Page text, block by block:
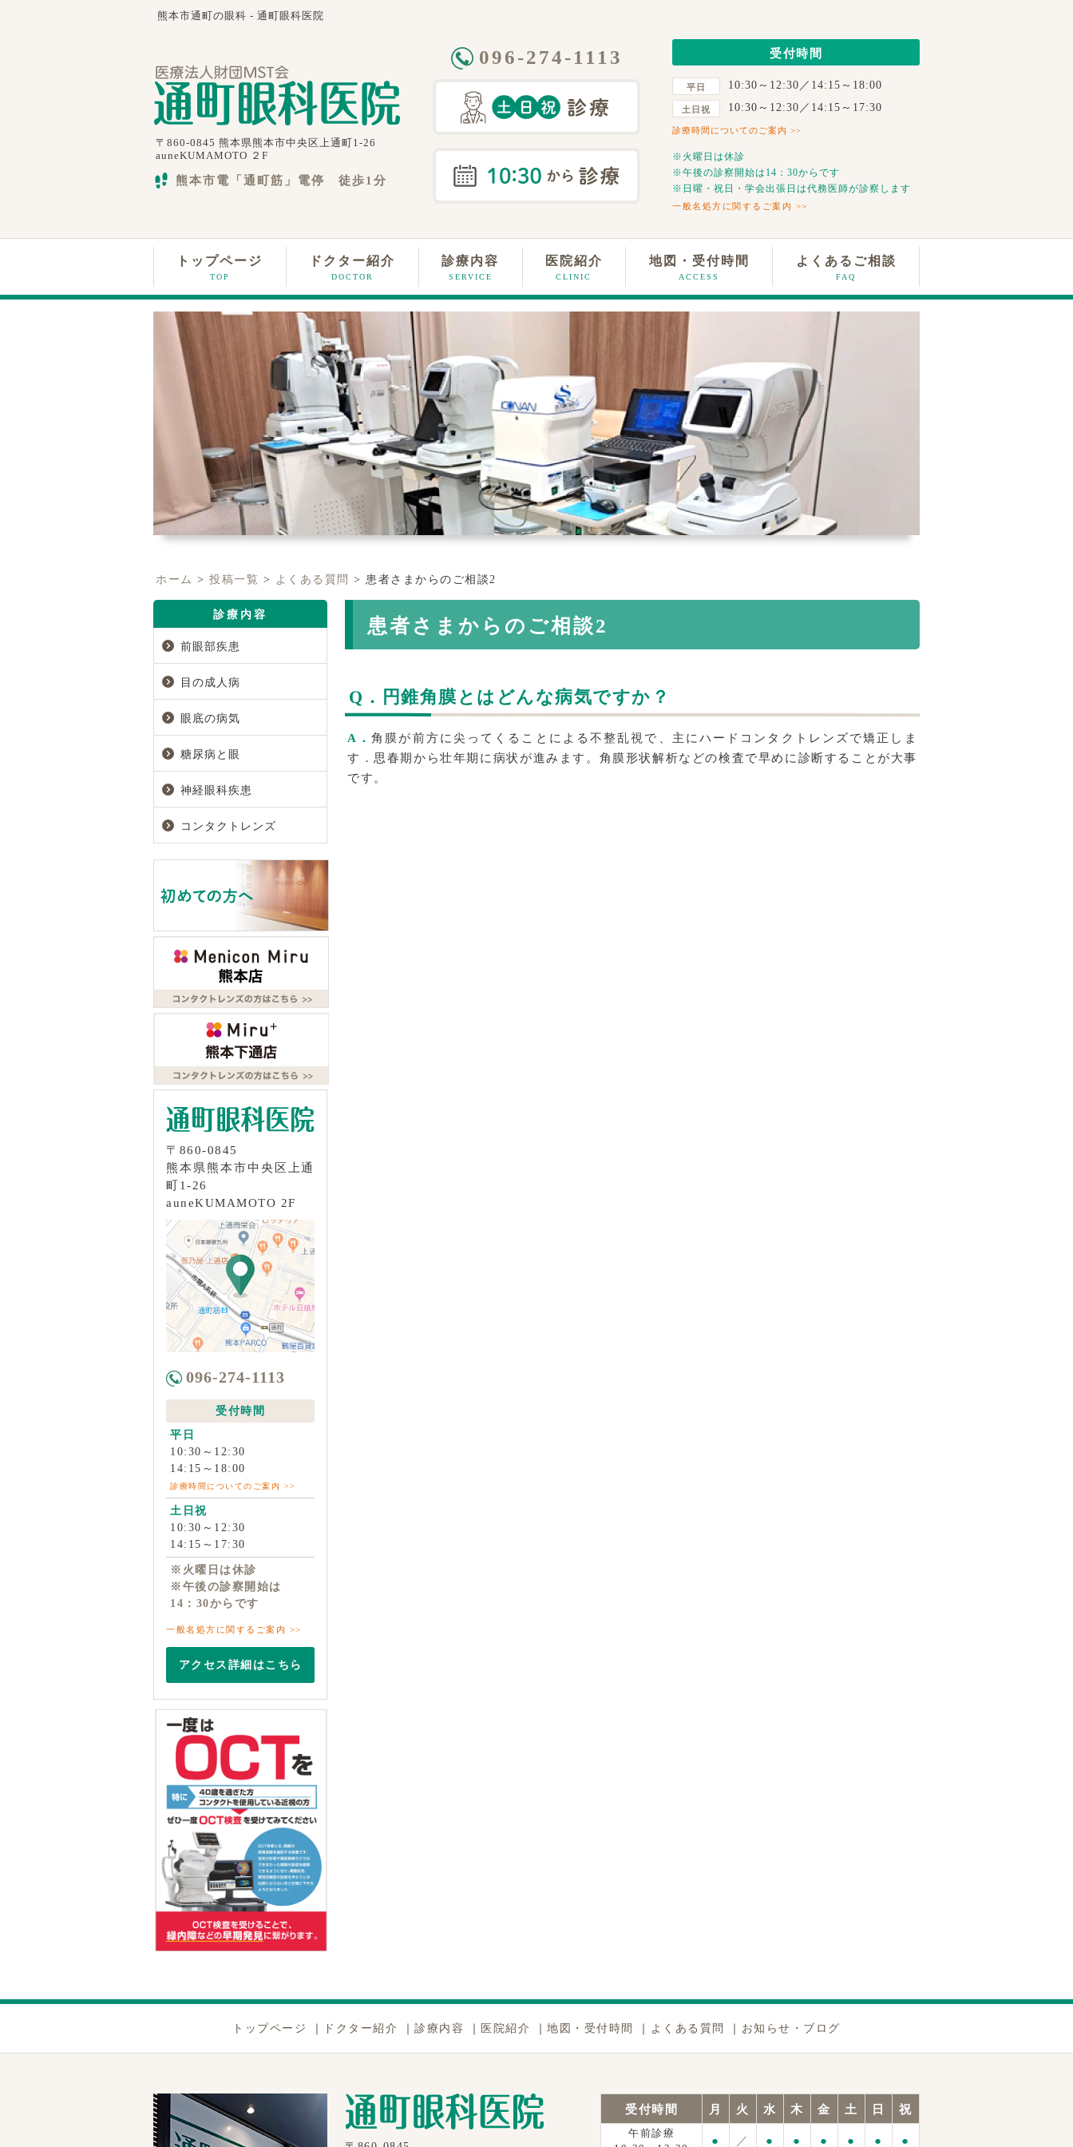
熊本市通町の眼科 - 通町眼科医院
〒860-0845 熊本県熊本市中央区上通町1-26
auneKUMAMOTO ２F
熊本市電「通町筋」電停 徒歩1分
096-274-1113 受付時間
平日 10:30～12:30／14:15～18:00
土日祝 10:30～12:30／14:15～17:30
診療時間についてのご案内 >>
※火曜日は休診
※午後の診察開始は14：30からです
※日曜・祝日・学会出張日は代務医師が診察します
一般名処方に関するご案内 >>
トップページ
TOP
ドクター紹介
DOCTOR
診療内容
SERVICE
医院紹介
CLINIC
地図・受付時間
ACCESS
よくあるご相談
FAQ
ホーム > 投稿一覧 > よくある質問 > 患者さまからのご相談2
患者さまからのご相談2
Q．円錐角膜とはどんな病気ですか？
A．角膜が前方に尖ってくることによる不整乱視で、主にハードコンタクトレンズで矯正しま
す．思春期から壮年期に病状が進みます。角膜形状解析などの検査で早めに診断することが大事
です。
診療内容
前眼部疾患
目の成人病
眼底の病気
糖尿病と眼
神経眼科疾患
コンタクトレンズ
〒860-0845
熊本県熊本市中央区上通
町1-26
auneKUMAMOTO 2F
096-274-1113
受付時間
平日
10:30～12:30
14:15～18:00
診療時間についてのご案内 >>
土日祝
10:30～12:30
14:15～17:30
※火曜日は休診
※午後の診察開始は
14：30からです
一般名処方に関するご案内 >>
アクセス詳細はこちら
トップページ ｜ ドクター紹介 ｜診療内容 ｜ 医院紹介 ｜地図・受付時間 ｜ よくある質問 ｜ お知らせ・ブログ
受付時間 月 火 水 木 金 土 日 祝
午前診療
● ／ ● ● ● ● ● ●